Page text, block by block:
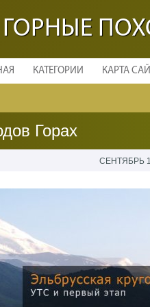
ГОРНЫЕ
КАТЕГОРИИ КАРТА
Горах
СЕНТЯБРЬ